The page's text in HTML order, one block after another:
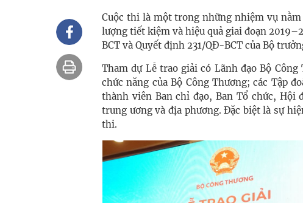
Cuộc thi là một trong những nhiệm vụ
lượng tiết kiệm và hiệu quả giai đoạn
BCT và Quyết định 231/QĐ-BCT của Bộ
Tham dự Lễ trao giải có Lãnh đạo Bộ
chức năng của Bộ Công Thương; các Tập
thành viên Ban chỉ đạo, Ban Tổ chức, Hội
trung ương và địa phương. Đặc biệt là sự
thi.